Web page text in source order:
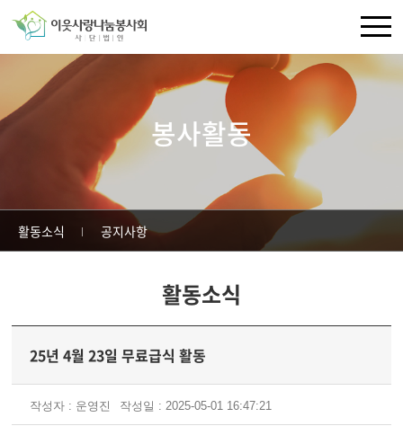
주메뉴 바로가기
컨텐츠 바로가기
봉사활동
활동소식 공지사항
활동소식
25년 4월 23일 무료급식 활동
작성자 : 운영진 작성일 : 2025-05-01 16:47:21